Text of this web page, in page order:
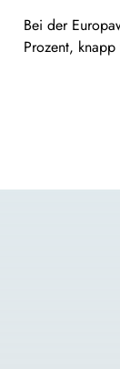
Bei der
Prozent,